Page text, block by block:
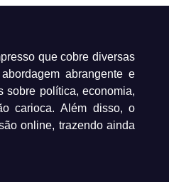
que cobre diversas
abrangente e
sobre política, economia,
carioca. Além disso, o
online, trazendo ainda